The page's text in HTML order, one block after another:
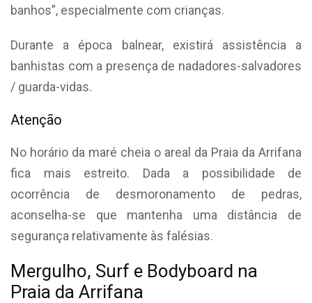
banhos”, especialmente com crianças.
Durante a época balnear, existirá assistência a
banhistas com a presença de nadadores-salvadores
/ guarda-vidas.
Atenção
No horário da maré cheia o areal da Praia da Arrifana
fica mais estreito. Dada a possibilidade de
ocorrência de desmoronamento de pedras,
aconselha-se que mantenha uma distância de
segurança relativamente às falésias.
Mergulho, Surf e Bodyboard na
Praia da Arrifana